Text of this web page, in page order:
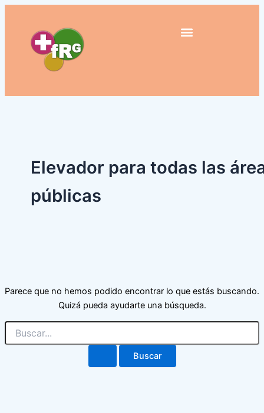
Ir
contenido
Elevador para todas las
públicas
Parece que no hemos podido encontrar lo que estás buscando.
Quizá pueda ayudarte una búsqueda.
Buscar